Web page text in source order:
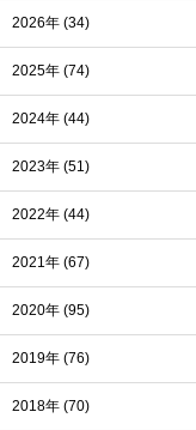
2026年 (34)
2025年 (74)
2024年 (44)
2023年 (51)
2022年 (44)
2021年 (67)
2020年 (95)
2019年 (76)
2018年 (70)